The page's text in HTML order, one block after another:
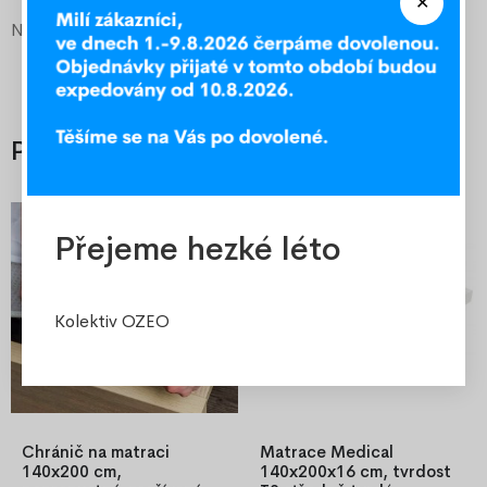
Nosnost
100 kg na 1/2 matrace
Příslušenství
-30%
Chránič na matraci
140x200 cm,
Matrace Medical
140x200x16 cm, tvrdost
Přejeme hezké léto
Kolektiv OZEO